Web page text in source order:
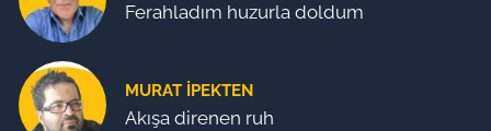
Ferahladım huzurla doldum
MURAT İPEKTEN
Akışa direnen ruh